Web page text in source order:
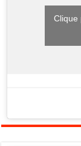
Clique